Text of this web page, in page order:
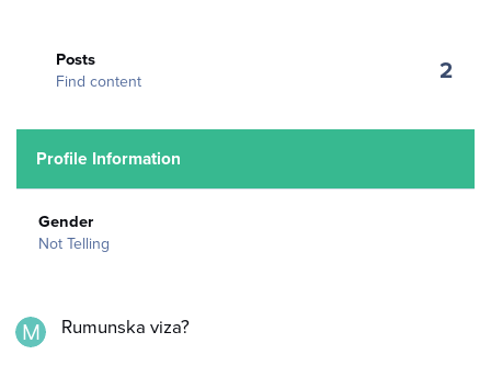
Posts
Find content
2
Profile Information
Gender
Not Telling
Rumunska viza?